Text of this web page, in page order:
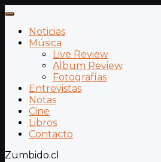
Noticias
Música
Live Review
Album Review
Fotografías
Entrevistas
Notas
Cine
Libros
Contacto
Zumbido.cl